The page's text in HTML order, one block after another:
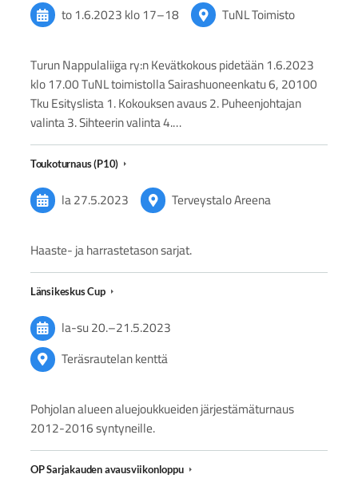
to 1.6.2023klo 17–18 TuNL Toimisto
Turun Nappulaliiga ry:n Kevätkokous pidetään 1.6.2023
klo 17.00 TuNL toimistolla Sairashuoneenkatu 6, 20100
Tku Esityslista 1. Kokouksen avaus 2. Puheenjohtajan
valinta 3. Sihteerin valinta 4.…
Toukoturnaus (P10)
la 27.5.2023 Terveystalo Areena
Haaste- ja harrastetason sarjat.
Länsikeskus Cup
la-su20.–21.5.2023
Teräsrautelan kenttä
Pohjolan alueen aluejoukkueiden järjestämäturnaus
2012-2016 syntyneille.
OP Sarjakauden avausviikonloppu